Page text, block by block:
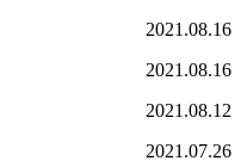
2021.08.16
2021.08.16
2021.08.12
2021.07.26